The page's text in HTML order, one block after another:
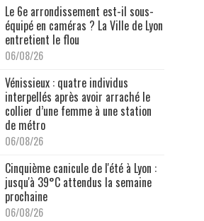
Le 6e arrondissement est-il sous-
équipé en caméras ? La Ville de Lyon
entretient le flou
06/08/26
Vénissieux : quatre individus
interpellés après avoir arraché le
collier d’une femme à une station
de métro
06/08/26
Cinquième canicule de l'été à Lyon :
jusqu'à 39°C attendus la semaine
prochaine
06/08/26